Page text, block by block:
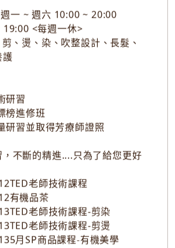
一 ~ 週六 10:00 ~ 20:00
<每週一休>
、燙、染、吹整設計、長髮、
護
研習
榜進修班
研習並取得芳療師證照
，不斷的精進....只為了給您更好
老師技術課程
有機品茶
老師技術課程-剪染
老師技術課程-剪燙
月SP商品課程-有機美學